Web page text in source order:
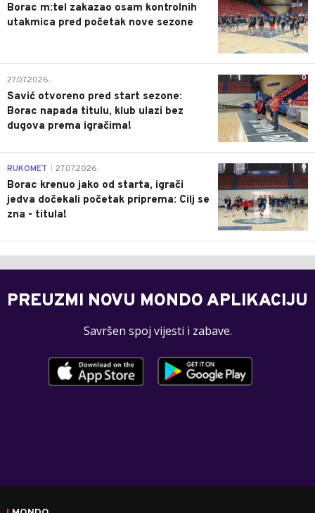
Borac m:tel zakazao osam kontrolnih
utakmica pred početak nove sezone
0
27.07.2026.
Savić otvoreno pred start sezone:
Borac napada titulu, klub ulazi bez
dugova prema igračima!
0
RUKOMET 27.07.2026.
Borac krenuo jako od starta, igrači
jedva dočekali početak priprema: Cilj se
zna - titula!
PREUZMI NOVU MONDO APLIKACIJU
Savršen spoj vijesti i zabave.